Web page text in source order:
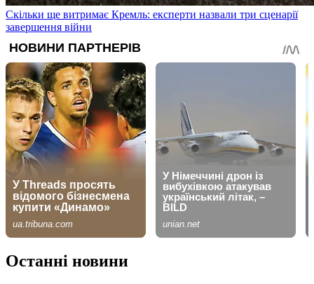
Скільки ще витримає Кремль: експерти назвали три сценарії
завершення війни
Останні новини